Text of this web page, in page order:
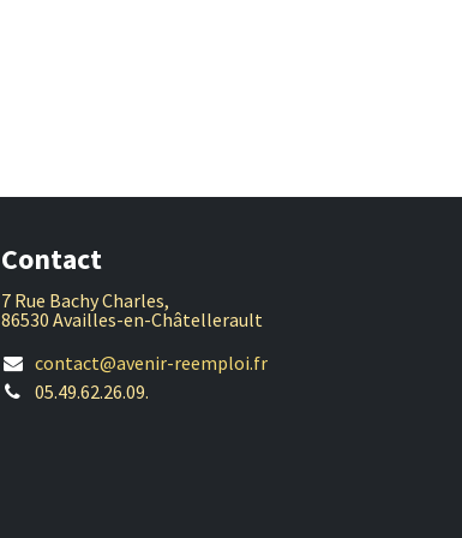
Contact
7 Rue Bachy Charles,
86530 Availles-en-Châtellerault
contact@avenir-reemploi.fr
05.49.62.26.09.